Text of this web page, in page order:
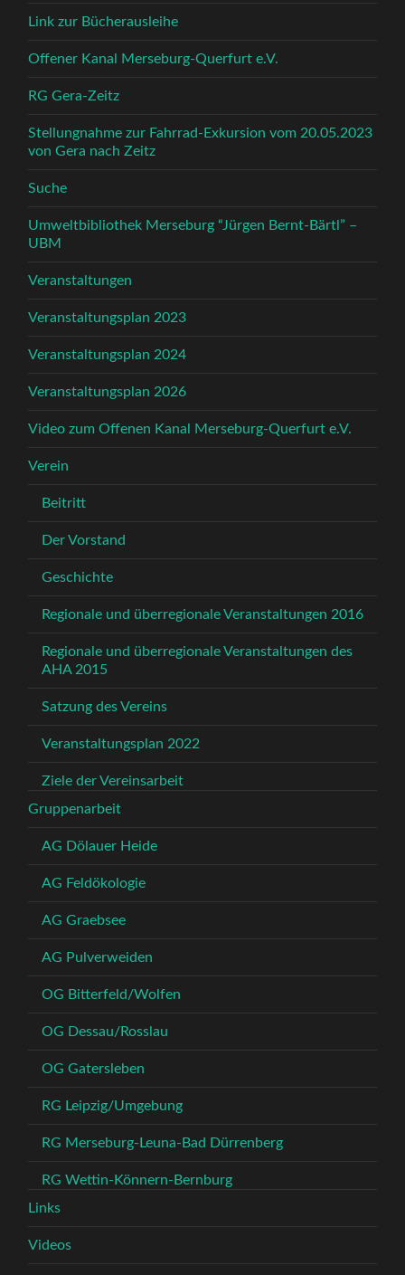
Link zur Bücherausleihe
Offener Kanal Merseburg-Querfurt e.V.
RG Gera-Zeitz
Stellungnahme zur Fahrrad-Exkursion vom 20.05.2023
von Gera nach Zeitz
Suche
Umweltbibliothek Merseburg “Jürgen Bernt-Bärtl” –
UBM
Veranstaltungen
Veranstaltungsplan 2023
Veranstaltungsplan 2024
Veranstaltungsplan 2026
Video zum Offenen Kanal Merseburg-Querfurt e.V.
Verein
Beitritt
Der Vorstand
Geschichte
Regionale und überregionale Veranstaltungen 2016
Regionale und überregionale Veranstaltungen des
AHA 2015
Satzung des Vereins
Veranstaltungsplan 2022
Ziele der Vereinsarbeit
Gruppenarbeit
AG Dölauer Heide
AG Feldökologie
AG Graebsee
AG Pulverweiden
OG Bitterfeld/Wolfen
OG Dessau/Rosslau
OG Gatersleben
RG Leipzig/Umgebung
RG Merseburg-Leuna-Bad Dürrenberg
RG Wettin-Könnern-Bernburg
Links
Videos